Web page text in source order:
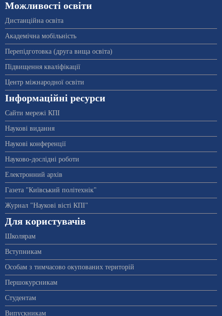
Можливості освіти
Дистанційна освіта
Академічна мобільність
Перепідготовка (друга вища освіта)
Підвищення кваліфікації
Центр міжнародної освіти
Інформаційні ресурси
Сайти мережі КПІ
Наукові видання
Наукові конференції
Науково-дослідні роботи
Електронний архів
Газета "Київський політехнік"
Журнал "Наукові вісті КПІ"
Для користувачів
Школярам
Вступникам
Особам з тимчасово окупованих територій
Першокурсникам
Студентам
Випускникам